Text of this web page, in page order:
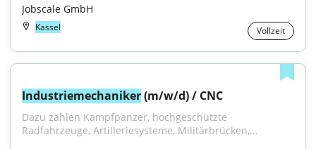
Jobscale GmbH
Kassel Vollzeit
Industriemechaniker (m/w/d) / CNC
Dazu zählen Kampfpanzer, hochgeschützte
Radfahrzeuge, Artilleriesysteme, Militärbrücken,...